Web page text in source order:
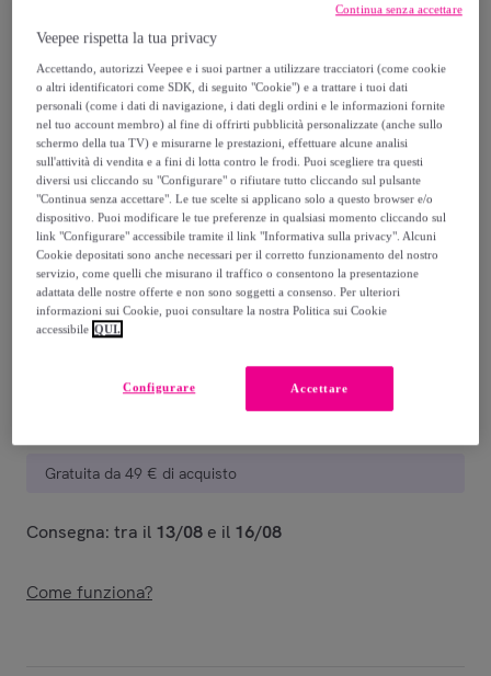
Berretto beanie Junior in maglia con
placchetta dorata
13,25 €
26,50 €
-50%
Venduto daFreddy
Consegna
Gratuita da 49 € di acquisto
Consegna: tra il 13/08 e il 16/08
Come funziona?
Veepee rispetta la tua privacy
Accettando, autorizzi Veepee e i suoi partner a utilizzare tracciatori (come cookie
o altri identificatori come SDK, di seguito "Cookie") e a trattare i tuoi dati
personali (come i dati di navigazione, i dati degli ordini e le informazioni fornite
nel tuo account membro) al fine di offrirti pubblicità personalizzate (anche sullo
schermo della tua TV) e misurarne le prestazioni, effettuare alcune analisi
sull'attività di vendita e a fini di lotta contro le frodi. Puoi scegliere tra questi
diversi usi cliccando su "Configurare" o rifiutare tutto cliccando sul pulsante
"Continua senza accettare". Le tue scelte si applicano solo a questo browser e/o
dispositivo. Puoi modificare le tue preferenze in qualsiasi momento cliccando sul
link "Configurare" accessibile tramite il link "Informativa sulla privacy". Alcuni
Cookie depositati sono anche necessari per il corretto funzionamento del nostro
servizio, come quelli che misurano il traffico o consentono la presentazione
adattata delle nostre offerte e non sono soggetti a consenso. Per ulteriori
informazioni sui Cookie, puoi consultare la nostra Politica sui Cookie
accessibile QUI.
Accettare
Configurare
Continua senza accettare